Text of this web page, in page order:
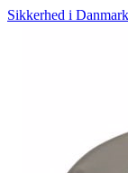
Sikkerhed i Danmark